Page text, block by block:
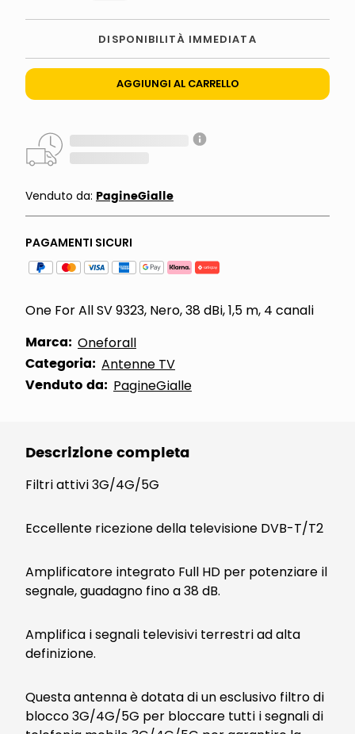
DISPONIBILITÀ IMMEDIATA
AGGIUNGI AL CARRELLO
Venduto da: PagineGialle
PAGAMENTI SICURI
One For All SV 9323, Nero, 38 dBi, 1,5 m, 4 canali
Marca: Oneforall
Categoria: Antenne TV
Venduto da: PagineGialle
Descrizione completa
Filtri attivi 3G/4G/5G
Eccellente ricezione della televisione DVB-T/T2
Amplificatore integrato Full HD per potenziare il
segnale, guadagno fino a 38 dB.
Amplifica i segnali televisivi terrestri ad alta
definizione.
Questa antenna è dotata di un esclusivo filtro di
blocco 3G/4G/5G per bloccare tutti i segnali di